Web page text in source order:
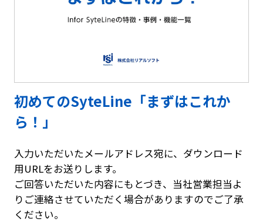
初めてのSyteLine「まずはこれか
ら！」
入力いただいたメールアドレス宛に、ダウンロード
用URLをお送りします。
ご回答いただいた内容にもとづき、当社営業担当よ
りご連絡させていただく場合がありますのでご了承
ください。